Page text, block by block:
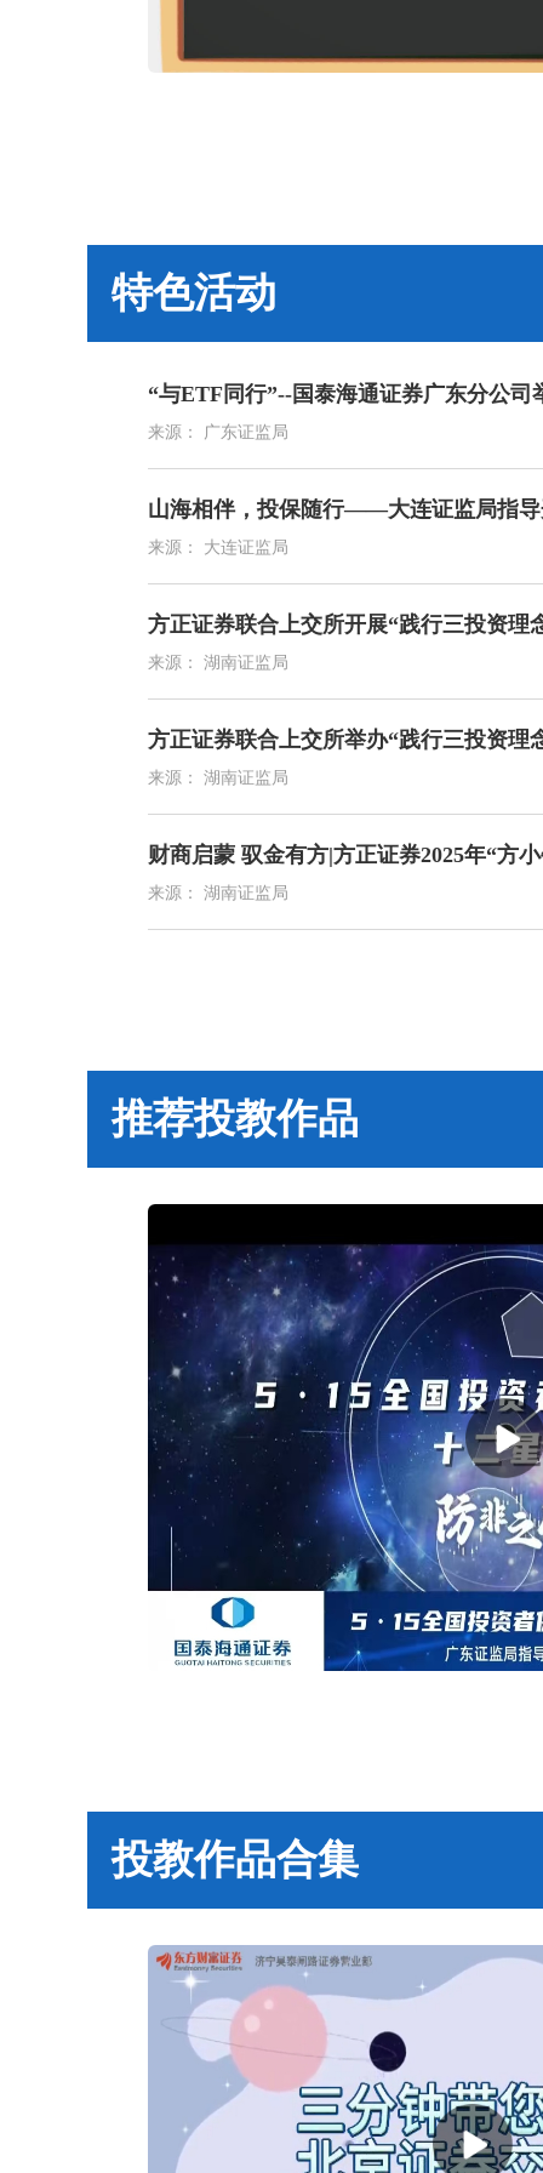
特色活动
“与ETF同行”--国泰海通证券广东分公
来源： 广东证监局
山海相伴，投保随行——大连证监局指
来源： 大连证监局
方正证券联合上交所开展“践行三投资理
来源： 湖南证监局
方正证券联合上交所举办“践行三投资理
来源： 湖南证监局
财商启蒙 驭金有方|方正证券2025年“方
来源： 湖南证监局
推荐投教作品
投教作品合集